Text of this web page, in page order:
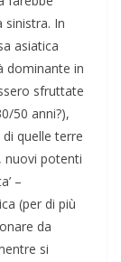
In
asiatica
dominante in
sfruttate
50 anni?),
quelle terre
nuovi potenti
–
(per di più
da
si